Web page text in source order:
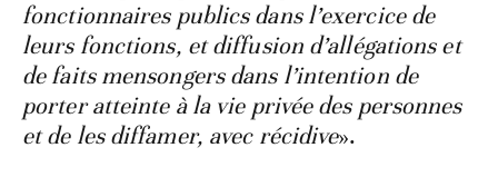
fonctionnaires publics dans l’exercice de
leurs fonctions, et diffusion d’allégations et
de faits mensongers dans l’intention de
porter atteinte à la vie privée des personnes
et de les diffamer, avec récidive».